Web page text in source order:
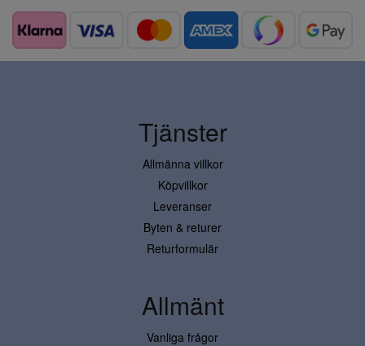
Tjänster
Allmänna villkor
Köpvillkor
Leveranser
Byten & returer
Returformulär
Allmänt
Vanliga frågor